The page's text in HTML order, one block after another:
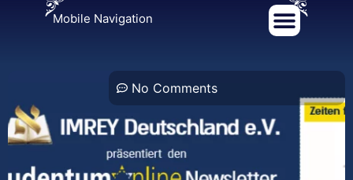
Mobile Navigation
No Comments